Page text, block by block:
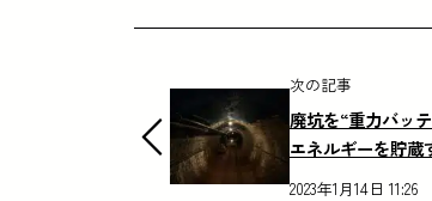
次の記事
廃坑を“重力バッ
エネルギーを貯蔵
2023年1月14日 11:26